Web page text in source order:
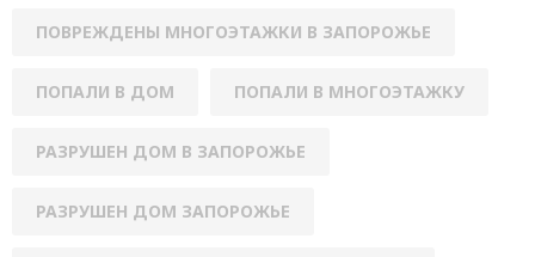
ПОВРЕЖДЕНЫ МНОГОЭТАЖКИ В ЗАПОРОЖЬЕ
ПОПАЛИ В ДОМ ПОПАЛИ В МНОГОЭТАЖКУ
РАЗРУШЕН ДОМ В ЗАПОРОЖЬЕ
РАЗРУШЕН ДОМ ЗАПОРОЖЬЕ